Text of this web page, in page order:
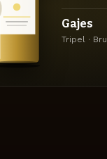
Gajes
Tripel ·